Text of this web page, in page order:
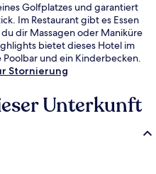
Golfplatzes und garantiert
Im Restaurant gibt es Essen
dir Massagen oder Maniküre
bietet dieses Hotel im
und ein Kinderbecken.
Stornierung
Unterkunft